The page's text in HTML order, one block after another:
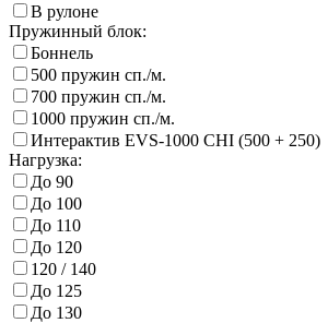
В рулоне
Пружинный блок:
Боннель
500 пружин сп./м.
700 пружин сп./м.
1000 пружин сп./м.
Интерактив EVS-1000 CHI (500 + 250)
Нагрузка:
До 90
До 100
До 110
До 120
120 / 140
До 125
До 130